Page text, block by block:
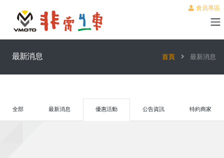
會員專區
最新消息 首頁 最新消息
全部 最新消息 優惠活動 公告資訊 特約商家